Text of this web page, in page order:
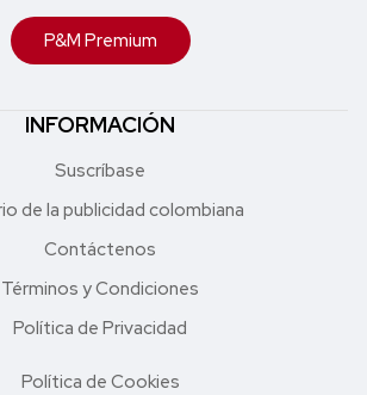
P&M Premium
INFORMACIÓN
Suscríbase
de la publicidad colombiana
Contáctenos
Términos y Condiciones
Política de Privacidad
Política de Cookies